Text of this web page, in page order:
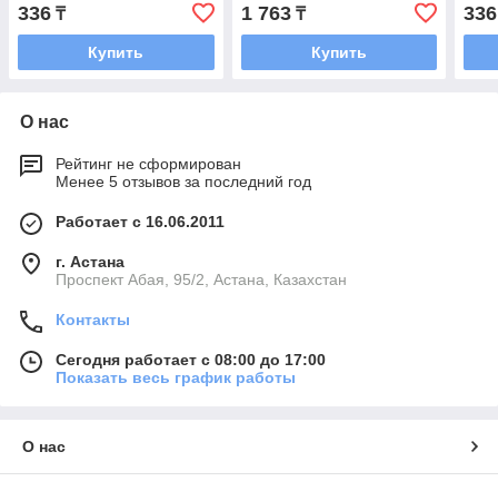
336 ₸
Купить
1 763₸
Купить
336
О нас
Рейтинг не сформирован
Менее 5 отзывов за последний год
Работает с 16.06.2011
г. Астана
​Проспект Абая, 95/2, Астана, Казахстан
Контакты
Сегодня работает с 08:00 до 17:00
Показать весь график работы
О нас